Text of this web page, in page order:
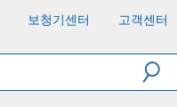
보청기센터 고객센터